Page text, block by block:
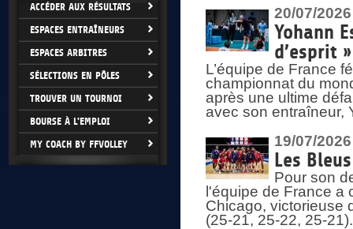
ACCÉDER AUX RÉSULTATS
ESPACES ENTRAÎNEURS
ESPACES ARBITRES
SÉLECTIONS EN PÔLES
TROUVER UN TOURNOI
BOURSE À L'EMPLOI
MY COACH BY FFVOLLEY
20/07/2026
Yohann
d’esprit »
L’équipe de France
championnat du
après une ultime
avec son entraîneur,
19/07/2026
Les
Pour son
l'équipe de France a
Chicago, victorieuse
(25-21, 25-22, 25-